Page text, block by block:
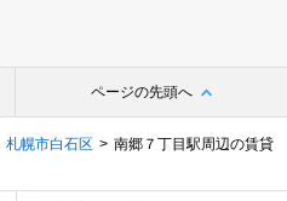
ページの先頭へ
札幌市白石区
南郷７丁目駅周辺の賃貸